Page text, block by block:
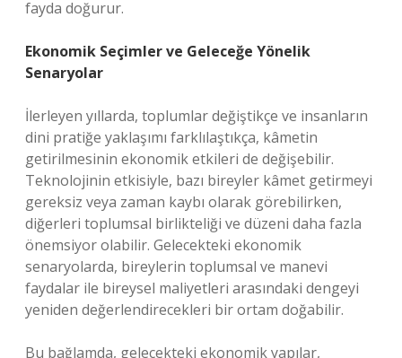
fayda doğurur.
Ekonomik Seçimler ve Geleceğe Yönelik
Senaryolar
İlerleyen yıllarda, toplumlar değiştikçe ve insanların
dini pratiğe yaklaşımı farklılaştıkça, kâmetin
getirilmesinin ekonomik etkileri de değişebilir.
Teknolojinin etkisiyle, bazı bireyler kâmet getirmeyi
gereksiz veya zaman kaybı olarak görebilirken,
diğerleri toplumsal birlikteliği ve düzeni daha fazla
önemsiyor olabilir. Gelecekteki ekonomik
senaryolarda, bireylerin toplumsal ve manevi
faydalar ile bireysel maliyetleri arasındaki dengeyi
yeniden değerlendirecekleri bir ortam doğabilir.
Bu bağlamda, gelecekteki ekonomik yapılar,